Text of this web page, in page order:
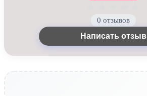
0 отзывов
Написать отзыв